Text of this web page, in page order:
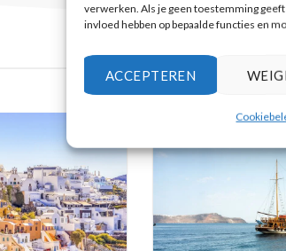
verwerken. Als je geen toestemming
invloed hebben op bepaalde functies en
ACCEPTEREN